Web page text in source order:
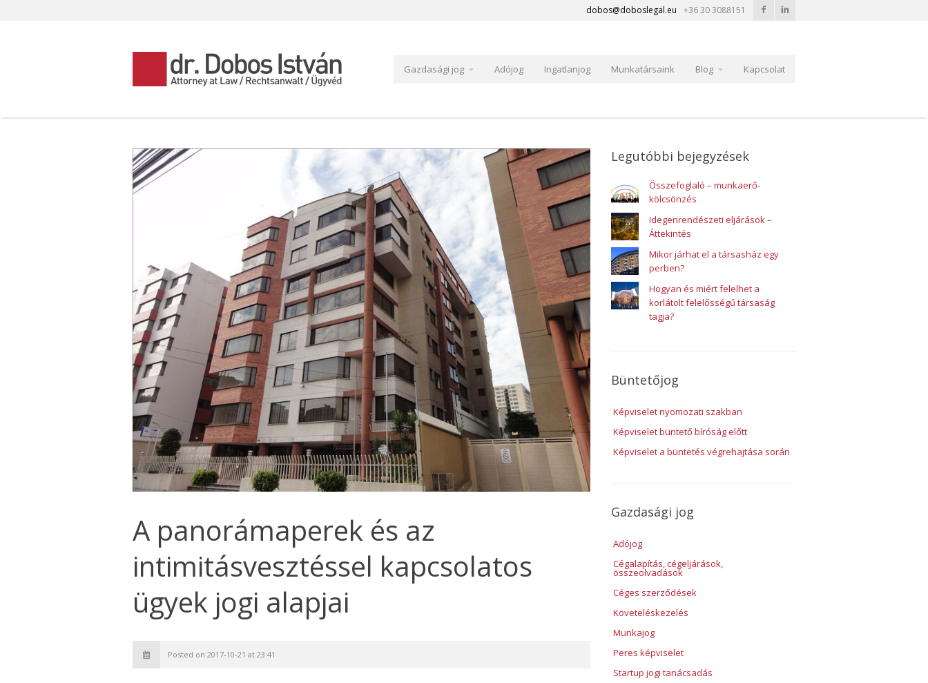
dobos@doboslegal.eu +36 30 3088151
Gazdasági jog Adójog Ingatlanjog Munkatársaink Blog Kapcsolat
A panorámaperek és az
intimitásvesztéssel kapcsolatos
ügyek jogi alapjai
Posted on 2017-10-21 at 23:41
Legutóbbi bejegyzések
Összefoglaló – munkaerő-
kölcsönzés
Idegenrendészeti eljárások –
Áttekintés
Mikor járhat el a társasház egy
perben?
Hogyan és miért felelhet a
korlátolt felelősségű társaság
tagja?
Büntetőjog
Képviselet nyomozati szakban
Képviselet büntető bíróság előtt
Képviselet a büntetés végrehajtása során
Gazdasági jog
Adójog
Cégalapítás, cégeljárások,
összeolvadások
Céges szerződések
Követeléskezelés
Munkajog
Peres képviselet
Startup jogi tanácsadás